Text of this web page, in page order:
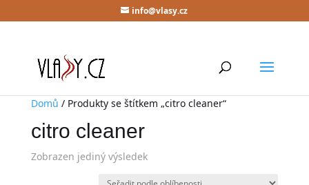
info@vlasy.cz
Domů / Produkty se štítkem „citro cleaner“
citro cleaner
Zobrazen jediný výsledek